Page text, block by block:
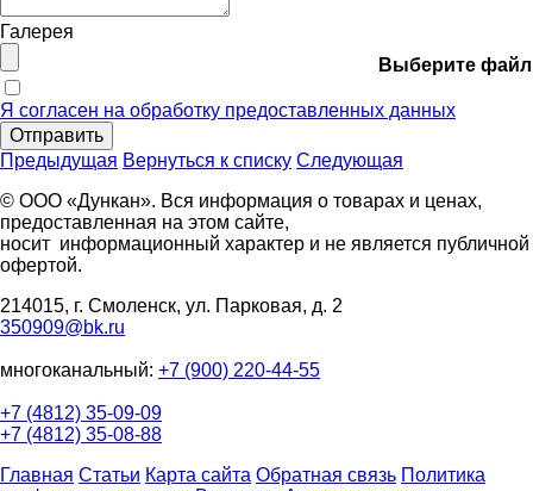
Галерея
Выберите файл
Я согласен на обработку предоставленных данных
Отправить
Предыдущая Вернуться к списку Следующая
© ООО «Дункан». Вся информация о товарах и ценах,
предоставленная на этом сайте,
носит информационный характер и не является публичной
офертой.
214015, г. Смоленск, ул. Парковая, д. 2
350909@bk.ru
многоканальный: +7 (900) 220-44-55
+7 (4812) 35-09-09
+7 (4812) 35-08-88
Главная Статьи Карта сайта Обратная связь Политика